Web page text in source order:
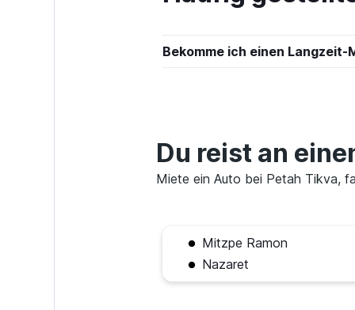
CalAuto
1 Standort
Sunnycars
Bekomme ich einen
Du reist an
Miete ein Auto bei Petah Tikva,
Mitzpe Ramon
Nazaret